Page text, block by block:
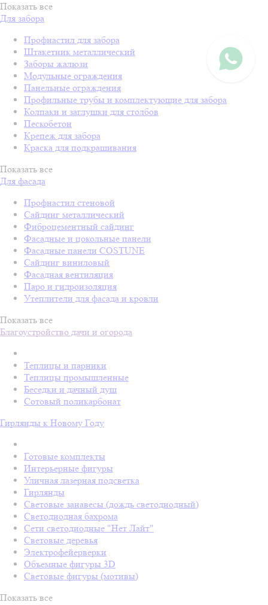
Показать все
Для забора
Профнастил для забора
Штакетник металлический
Заборы жалюзи
Модульные ограждения
Панельные ограждения
Профильные трубы и комплектующие для забора
Колпаки и заглушки для столбов
Пескобетон
Крепеж для забора
Краска для подкрашивания
Показать все
Для фасада
Профнастил стеновой
Сайдинг металлический
Фиброцементный сайдинг
Фасадные и цокольные панели
Фасадные панели COSTUNE
Сайдинг виниловый
Фасадная вентиляция
Паро и гидроизоляция
Утеплители для фасада и кровли
Показать все
Благоустройство дачи и огорода
Теплицы и парники
Теплицы промышленные
Беседки и дачный душ
Сотовый поликарбонат
Гирлянды к Новому Году
Готовые комплекты
Интерьерные фигуры
Уличная лазерная подсветка
Гирлянды
Световые занавесы (дождь светодиодный)
Светодиодная бахрома
Сети светодиодные "Нет Лайт"
Световые деревья
Электрофейерверки
Объемные фигуры 3D
Световые фигуры (мотивы)
Показать все